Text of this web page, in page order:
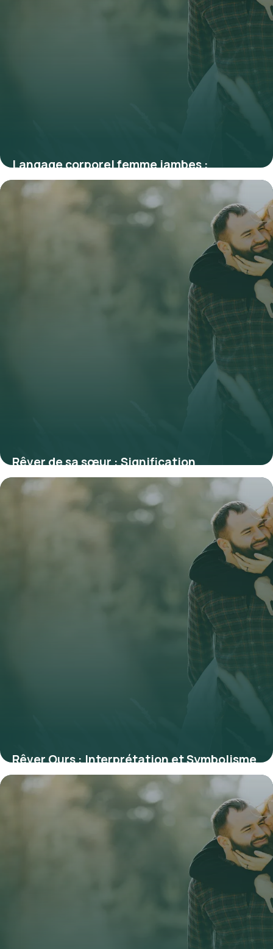
Langage corporel femme jambes :
Décryptage
Rêver de sa sœur : Signification
psychologique complète
Rêver Ours : Interprétation et Symbolisme
2026